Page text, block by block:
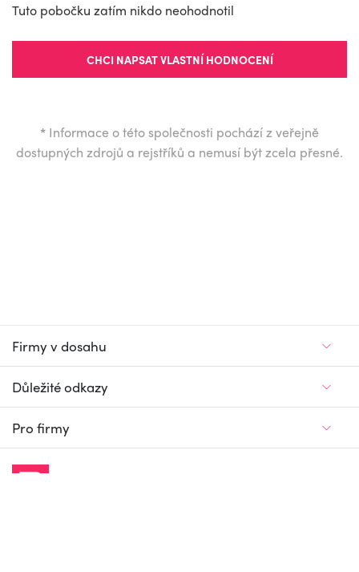
Tuto pobočku zatím nikdo neohodnotil
CHCI NAPSAT VLASTNÍ HODNOCENÍ
* Informace o této společnosti pochází z veřejně
dostupných zdrojů a rejstříků a nemusí být zcela přesné.
Firmy v dosahu
Důležité odkazy
Pro firmy